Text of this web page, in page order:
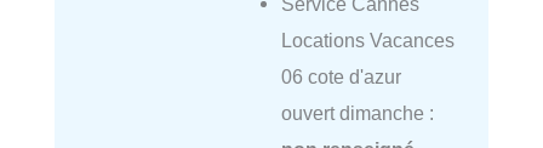
Locations Vacances
06 cote d'azur
ouvert dimanche :